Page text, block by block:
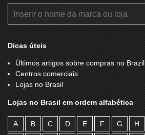
Dicas úteis
Últimos artigos sobre compras no Brazil
Centros comerciais
Lojas no Brasil
Lojas no Brasil em ordem alfabética
A B C D E F G H